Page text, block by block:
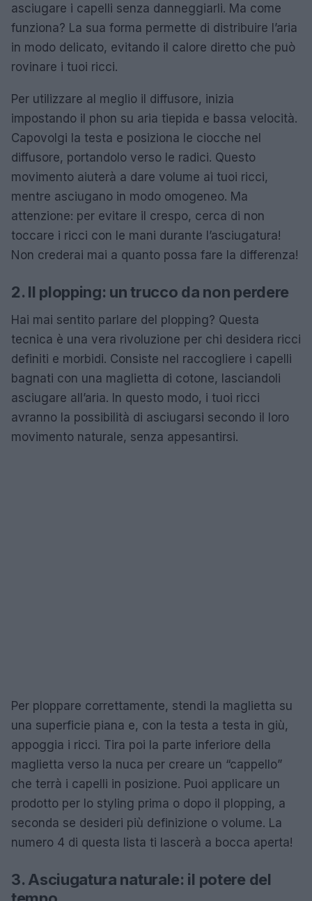
asciugare i capelli senza danneggiarli. Ma come
funziona? La sua forma permette di distribuire l’aria
in modo delicato, evitando il calore diretto che può
rovinare i tuoi ricci.
Per utilizzare al meglio il diffusore, inizia
impostando il phon su aria tiepida e bassa velocità.
Capovolgi la testa e posiziona le ciocche nel
diffusore, portandolo verso le radici. Questo
movimento aiuterà a dare volume ai tuoi ricci,
mentre asciugano in modo omogeneo. Ma
attenzione: per evitare il crespo, cerca di non
toccare i ricci con le mani durante l’asciugatura!
Non crederai mai a quanto possa fare la differenza!
2. Il plopping: un trucco da non perdere
Hai mai sentito parlare del plopping? Questa
tecnica è una vera rivoluzione per chi desidera ricci
definiti e morbidi. Consiste nel raccogliere i capelli
bagnati con una maglietta di cotone, lasciandoli
asciugare all’aria. In questo modo, i tuoi ricci
avranno la possibilità di asciugarsi secondo il loro
movimento naturale, senza appesantirsi.
Per ploppare correttamente, stendi la maglietta su
una superficie piana e, con la testa a testa in giù,
appoggia i ricci. Tira poi la parte inferiore della
maglietta verso la nuca per creare un “cappello”
che terrà i capelli in posizione. Puoi applicare un
prodotto per lo styling prima o dopo il plopping, a
seconda se desideri più definizione o volume. La
numero 4 di questa lista ti lascerà a bocca aperta!
3. Asciugatura naturale: il potere del